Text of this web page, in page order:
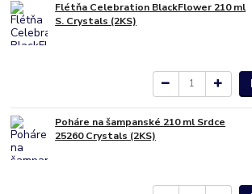
Flétňa Celebration BlackFlower 210 ml
S. Crystals (2KS)
Poháre na šampanské 210 ml Srdce
25260 Crystals (2KS)